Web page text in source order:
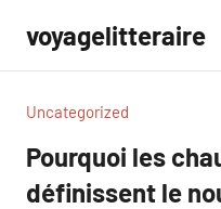
contenu
voyagelitteraire
Uncategorized
Pourquoi les
définissent le